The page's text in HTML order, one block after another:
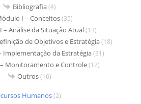
Bibliografia(4)
I – Conceitos(35)
– Análise da Situação Atual(13)
de Objetivos e Estratégia(18)
Implementação da Estratégia(31)
Monitoramento e Controle(12)
Outros(16)
Humanos(2)